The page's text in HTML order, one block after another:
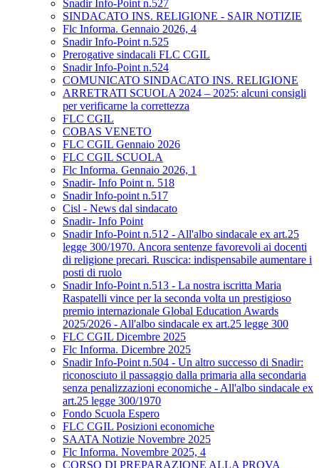
Snadir Info-Point n.527
SINDACATO INS. RELIGIONE - SAIR NOTIZIE
Flc Informa. Gennaio 2026, 4
Snadir Info-Point n.525
Prerogative sindacali FLC CGIL
Snadir Info-Point n.524
COMUNICATO SINDACATO INS. RELIGIONE
ARRETRATI SCUOLA 2024 – 2025: alcuni consigli
per verificarne la correttezza
FLC CGIL
COBAS VENETO
FLC CGIL Gennaio 2026
FLC CGIL SCUOLA
Flc Informa. Gennaio 2026, 1
Snadir- Info Point n. 518
Snadir Info-point n.517
Cisl - News dal sindacato
Snadir- Info Point
Snadir Info-Point n.512 - All'albo sindacale ex art.25
legge 300/1970. Ancora sentenze favorevoli ai docenti
di religione precari. Ruscica: indispensabile aumentare i
posti di ruolo
Snadir Info-Point n.513 - La nostra iscritta Maria
Raspatelli vince per la seconda volta un prestigioso
premio internazionale Global Education Awards
2025/2026 - All'albo sindacale ex art.25 legge 300
FLC CGIL Dicembre 2025
Flc Informa. Dicembre 2025
Snadir Info-Point n.504 - Un altro successo di Snadir:
riconosciuto il passaggio dalla primaria alla secondaria
senza penalizzazioni economiche - All'albo sindacale ex
art.25 legge 300/1970
Fondo Scuola Espero
FLC CGIL Posizioni economiche
SAATA Notizie Novembre 2025
Flc Informa. Novembre 2025, 4
CORSO DI PREPARAZIONE ALLA PROVA